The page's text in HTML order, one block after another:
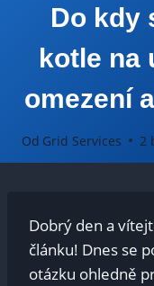
Do kdy
kotle na
omezení
Od Grid Services 2
Dobrý⁣ den ‌a
⁢článku! Dnes se
otázku ohledně